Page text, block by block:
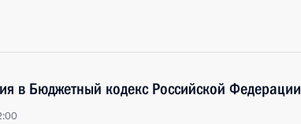
в Бюджетный кодекс Российской Федерации